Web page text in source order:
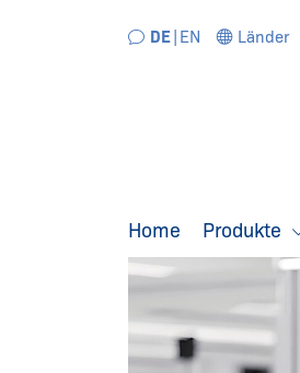
DE EN Länder
Home Produkte